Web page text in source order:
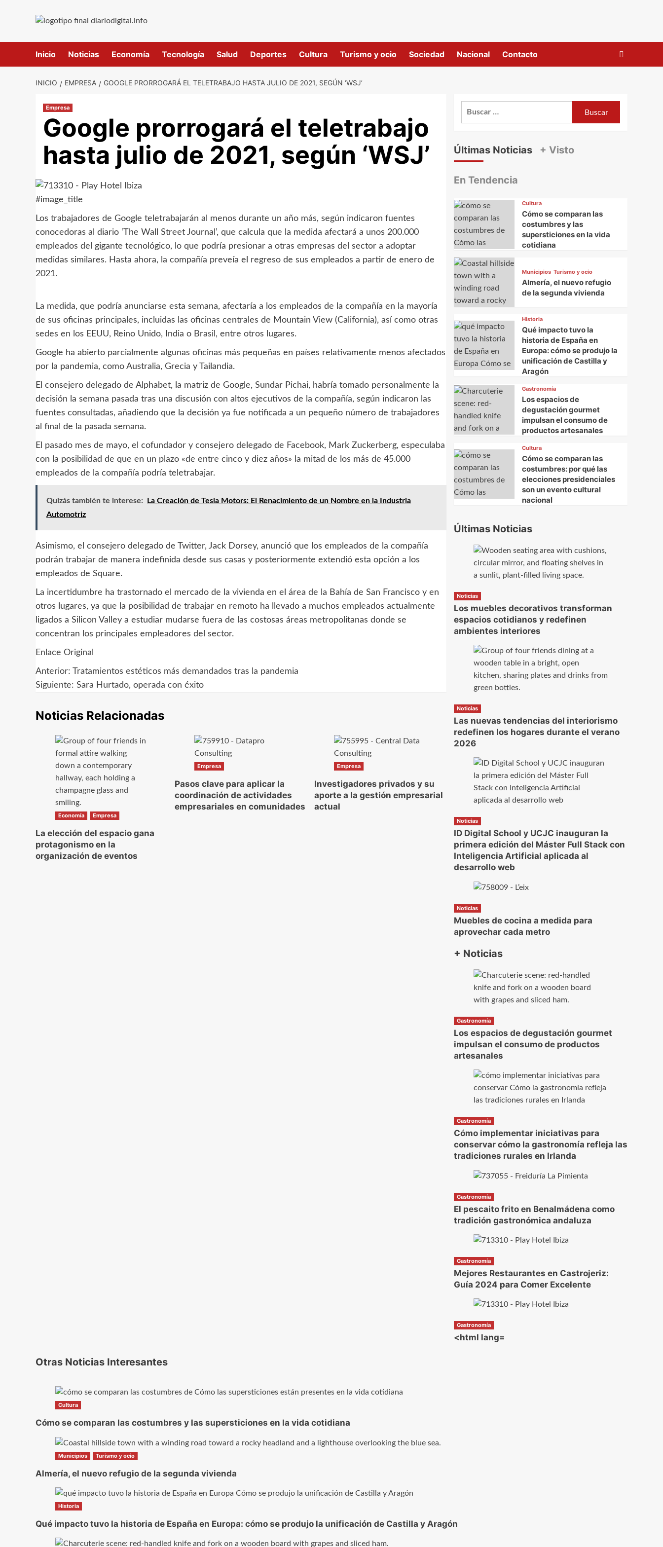
Inicio Noticias Economía Tecnología Salud Deportes Cultura Turismo y ocio Sociedad Nacional Contacto
INICIO EMPRESA GOOGLE PRORROGARÁ EL TELETRABAJO HASTA JULIO DE 2021, SEGÚN ‘WSJ’
Empresa
Google prorrogará el teletrabajo
hasta julio de 2021, según ‘WSJ’
#image_title
Los trabajadores de Google teletrabajarán al menos durante un año más, según indicaron fuentes
conocedoras al diario ‘The Wall Street Journal’, que calcula que la medida afectará a unos 200.000
empleados del gigante tecnológico, lo que podría presionar a otras empresas del sector a adoptar
medidas similares. Hasta ahora, la compañía preveía el regreso de sus empleados a partir de enero de
2021.
La medida, que podría anunciarse esta semana, afectaría a los empleados de la compañía en la mayoría
de sus oficinas principales, incluidas las oficinas centrales de Mountain View (California), así como otras
sedes en los EEUU, Reino Unido, India o Brasil, entre otros lugares.
Google ha abierto parcialmente algunas oficinas más pequeñas en países relativamente menos afectados
por la pandemia, como Australia, Grecia y Tailandia.
El consejero delegado de Alphabet, la matriz de Google, Sundar Pichai, habría tomado personalmente la
decisión la semana pasada tras una discusión con altos ejecutivos de la compañía, según indicaron las
fuentes consultadas, añadiendo que la decisión ya fue notificada a un pequeño número de trabajadores
al final de la pasada semana.
El pasado mes de mayo, el cofundador y consejero delegado de Facebook, Mark Zuckerberg, especulaba
con la posibilidad de que en un plazo «de entre cinco y diez años» la mitad de los más de 45.000
empleados de la compañía podría teletrabajar.
Quizás también te interese:
La Creación de Tesla Motors: El Renacimiento de un Nombre en la Industria
Automotriz
Asimismo, el consejero delegado de Twitter, Jack Dorsey, anunció que los empleados de la compañía
podrán trabajar de manera indefinida desde sus casas y posteriormente extendió esta opción a los
empleados de Square.
La incertidumbre ha trastornado el mercado de la vivienda en el área de la Bahía de San Francisco y en
otros lugares, ya que la posibilidad de trabajar en remoto ha llevado a muchos empleados actualmente
ligados a Silicon Valley a estudiar mudarse fuera de las costosas áreas metropolitanas donde se
concentran los principales empleadores del sector.
Enlace Original
Navegación
entradas
Anterior: Tratamientos estéticos más demandados tras la pandemia
Siguiente: Sara Hurtado, operada con éxito
Noticias Relacionadas
Economía Empresa
La elección del espacio gana
protagonismo en la
organización de eventos
Empresa
Pasos clave para aplicar la
coordinación de actividades
empresariales en comunidades
Empresa
Investigadores privados y su
aporte a la gestión empresarial
actual
Últimas Noticias + Visto
En Tendencia
Cultura
Cómo se comparan las
costumbres y las
supersticiones en la vida
cotidiana
Municipios Turismo y ocio
Almería, el nuevo refugio
de la segunda vivienda
Historia
Qué impacto tuvo la
historia de España en
Europa: cómo se produjo la
unificación de Castilla y
Aragón
Gastronomía
Los espacios de
degustación gourmet
impulsan el consumo de
productos artesanales
Cultura
Cómo se comparan las
costumbres: por qué las
elecciones presidenciales
son un evento cultural
nacional
Últimas Noticias
Noticias
Los muebles decorativos transforman
espacios cotidianos y redefinen
ambientes interiores
Noticias
Las nuevas tendencias del interiorismo
redefinen los hogares durante el verano
2026
Noticias
ID Digital School y UCJC inauguran la
primera edición del Máster Full Stack con
Inteligencia Artificial aplicada al
desarrollo web
Noticias
Muebles de cocina a medida para
aprovechar cada metro
+ Noticias
Gastronomía
Los espacios de degustación gourmet
impulsan el consumo de productos
artesanales
Gastronomía
Cómo implementar iniciativas para
conservar cómo la gastronomía refleja las
tradiciones rurales en Irlanda
Gastronomía
El pescaito frito en Benalmádena como
tradición gastronómica andaluza
Gastronomía
Mejores Restaurantes en Castrojeriz:
Guía 2024 para Comer Excelente
Gastronomía
<html lang=
Otras Noticias Interesantes
Cultura
Cómo se comparan las costumbres y las supersticiones en la vida cotidiana
Municipios Turismo y ocio
Almería, el nuevo refugio de la segunda vivienda
Historia
Qué impacto tuvo la historia de España en Europa: cómo se produjo la unificación de Castilla y Aragón